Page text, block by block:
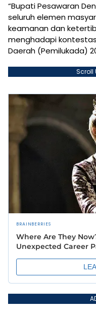
“Bupati Pesawaran
seluruh elemen
keamanan dan
menghadapi
Daerah (Pemilukada)
Scroll